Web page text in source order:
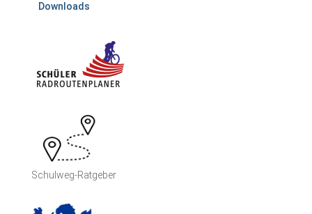
Downloads
Schulweg-Ratgeber